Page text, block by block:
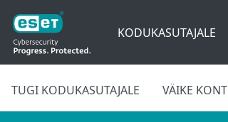
KODUKASUTAJALE
TUGI KODUKASUTAJALE VÄIKE